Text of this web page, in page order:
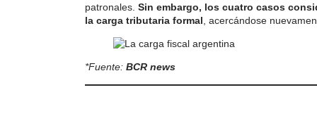
patronales.Sin embargo, los cuatro casos
la carga tributaria formal , acercándose
*Fuente: BCR news